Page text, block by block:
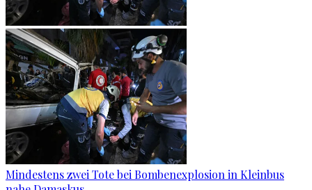
Mindestens zwei Tote bei Bombenexplosion in Kleinbus